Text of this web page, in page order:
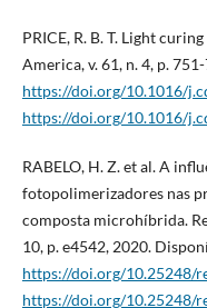
PRICE, R. B. T. Light
America, v. 61, n. 4, p.
https://doi.org/10.1016/
https://doi.org/10.1016/
RABELO, H. Z. et al. A
fotopolimerizadores nas
composta microhíbrida.
10, p. e4542, 2020.
https://doi.org/10.25248/
https://doi.org/10.25248/